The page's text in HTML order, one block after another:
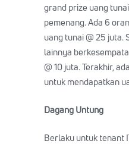
grand prize uang
pemenang. Ada 6
uang tunai @ 25 juta.
lainnya
@ 10 juta. Terakhir,
untuk mendapatkan
Dagang Untung
Berlaku untuk tenant